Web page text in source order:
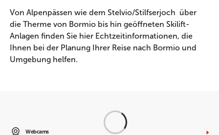
Von Alpenpässen wie dem Stelvio/Stilfserjoch über
die Therme von Bormio bis hin geöffneten Skilift-
Anlagen finden Sie hier Echtzeitinformationen, die
Ihnen bei der Planung Ihrer Reise nach Bormio und
Umgebung helfen.
Webcams